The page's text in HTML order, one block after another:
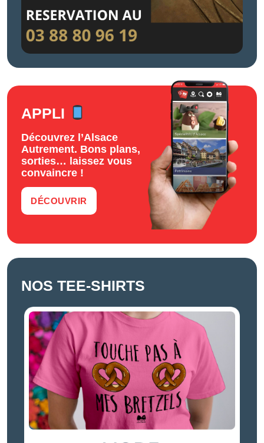
APPLI
Découvrez l’Alsace
Autrement. Bons plans,
sorties… laissez vous
convaincre !
DÉCOUVRIR
NOS TEE-SHIRTS